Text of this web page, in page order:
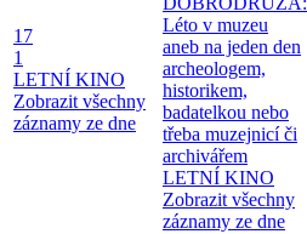
17
1
LETNÍ KINO
Zobrazit všechny
záznamy ze dne
Léto v muzeu
aneb na jeden den
archeologem,
historikem,
badatelkou nebo
třeba muzejnicí či
archivářem
LETNÍ KINO
Zobrazit všechny
záznamy ze dne